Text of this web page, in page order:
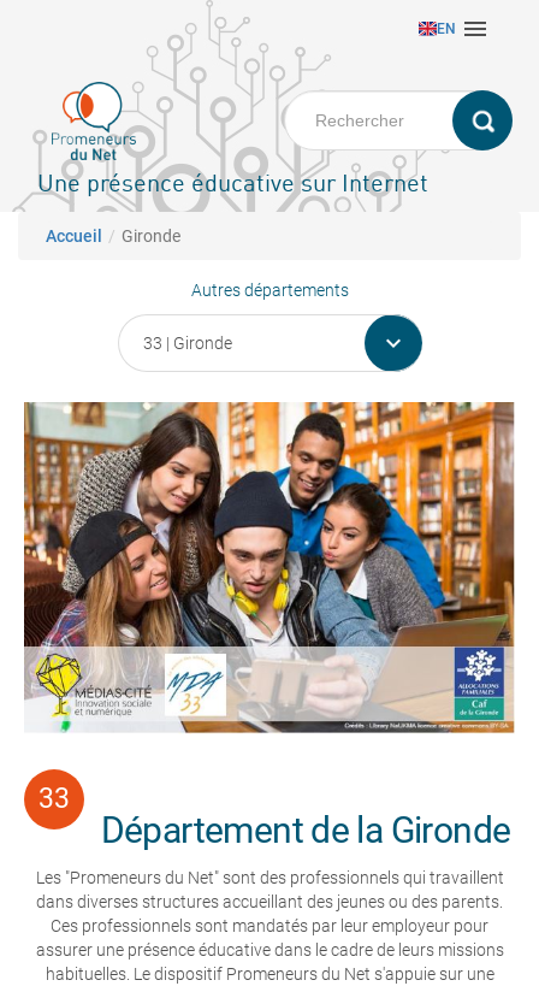
principal
EN 
Une présence éducative sur Internet
Fil d'Ariane
Accueil Gironde
Autres départements

Département de la Gironde
Les "Promeneurs du Net" sont des professionnels qui travaillent
dans diverses structures accueillant des jeunes ou des parents.
Ces professionnels sont mandatés par leur employeur pour
assurer une présence éducative dans le cadre de leurs missions
habituelles. Le dispositif Promeneurs du Net s'appuie sur une